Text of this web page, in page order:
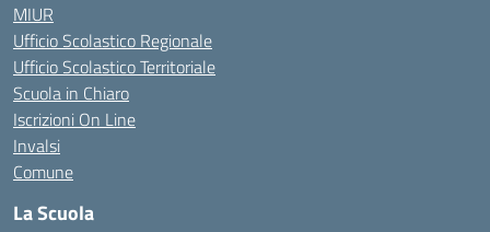
MIUR
Ufficio Scolastico Regionale
Ufficio Scolastico Territoriale
Scuola in Chiaro
Iscrizioni On Line
Invalsi
Comune
La Scuola